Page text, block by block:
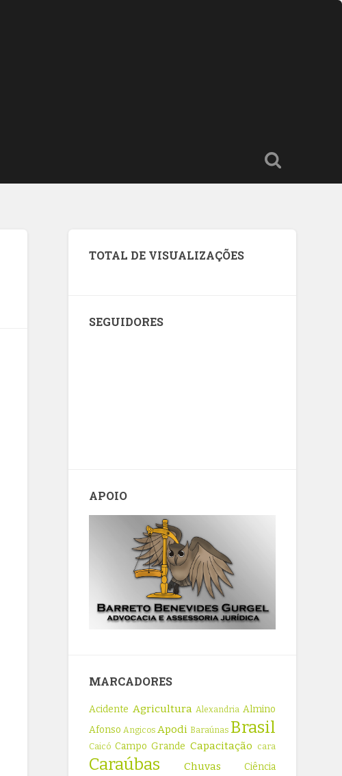
TOTAL DE VISUALIZAÇÕES
SEGUIDORES
APOIO
MARCADORES
Acidente Agricultura Alexandria Almino
Afonso Angicos Apodi Baraúnas Brasil
Caicó Campo Grande Capacitação cara
Caraúbas Chuvas
Ciência